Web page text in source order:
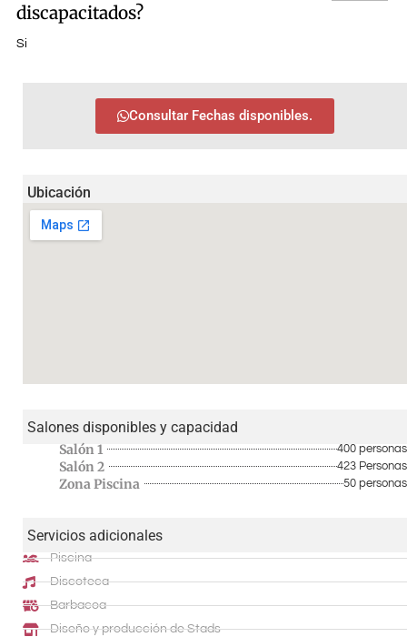
discapacitados?
Si
Consultar Fechas disponibles.
Ubicación
Salones disponibles y capacidad
Salón 1 400 personas
Salón 2 423 Personas
Zona Piscina 50 personas
Servicios adicionales
Piscina
Discoteca
Barbacoa
Diseño y producción de Stads